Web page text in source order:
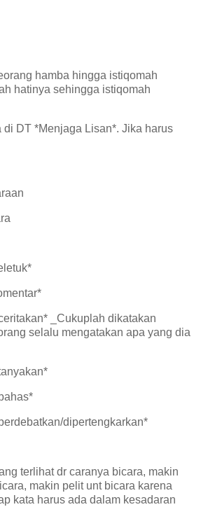
hamba hingga istiqomah
hatinya sehingga istiqomah
di DT *Menjaga Lisan*. Jika harus
_Cukuplah dikatakan
selalu mengatakan apa yang dia
dipertengkarkan*
terlihat dr caranya bicara, makin
makin pelit unt bicara karena
kata harus ada dalam kesadaran